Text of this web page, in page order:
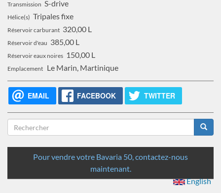
Transmission S-drive
Hélice(s) Tripales fixe
Réservoir carburant 320,00 L
Réservoir d'eau 385,00 L
Réservoir eaux noires 150,00 L
Emplacement Le Marin, Martinique
EMAIL FACEBOOK TWITTER
Formulaire
de
recherchePour vendre votre Bavaria 50, contactez-nous
maintenant.
English